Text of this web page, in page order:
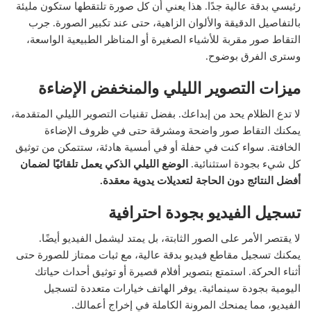
رئيسي بدقة عالية جدًا. هذا يعني أن كل صورة تلتقطها ستكون مليئة
بالتفاصيل الدقيقة والألوان الزاهية، حتى عند تكبير الصورة. جرب
التقاط صور مقربة للأشياء الصغيرة أو المناظر الطبيعية الواسعة،
وسترى الفرق بوضوح.
ميزات التصوير الليلي والمنخفض الإضاءة
لا تدع الظلام يحد من إبداعك. بفضل تقنيات التصوير الليلي المتقدمة،
يمكنك التقاط صور واضحة ومشرقة حتى في ظروف الإضاءة
الخافتة. سواء كنت في حفلة أو في أمسية هادئة، ستتمكن من توثيق
كل شيء بجودة استثنائية.
الوضع الليلي الذكي يعمل تلقائيًا لضمان
أفضل النتائج دون الحاجة لتعديلات يدوية معقدة.
تسجيل الفيديو بجودة احترافية
لا يقتصر الأمر على الصور الثابتة، بل يمتد ليشمل الفيديو أيضًا.
يمكنك تسجيل مقاطع فيديو بدقة عالية، مع ثبات ممتاز للصورة حتى
أثناء الحركة. استمتع بتصوير أفلام قصيرة أو توثيق أحداث حياتك
اليومية بجودة سينمائية. يوفر الهاتف خيارات متعددة لتسجيل
الفيديو، مما يمنحك المرونة الكاملة في إخراج أعمالك.